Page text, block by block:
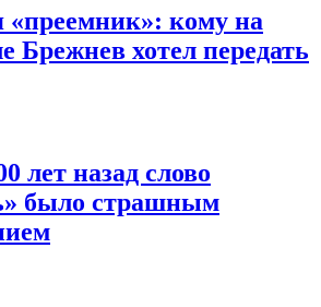
«преемник»: кому на
Брежнев хотел передать
лет назад слово
было страшным